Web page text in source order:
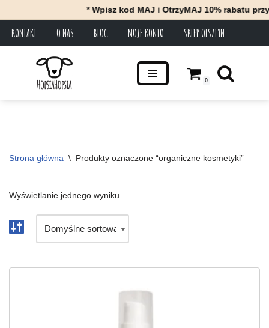
* Wpisz kod MAJ i OtrzyMAJ 10% rabatu
KONTAKT O NAS BLOG MOJE KONTO SKLEP OLSZTYN
0
Strona główna \ Produkty oznaczone “organiczne kosmetyki”
Wyświetlanie jednego wyniku